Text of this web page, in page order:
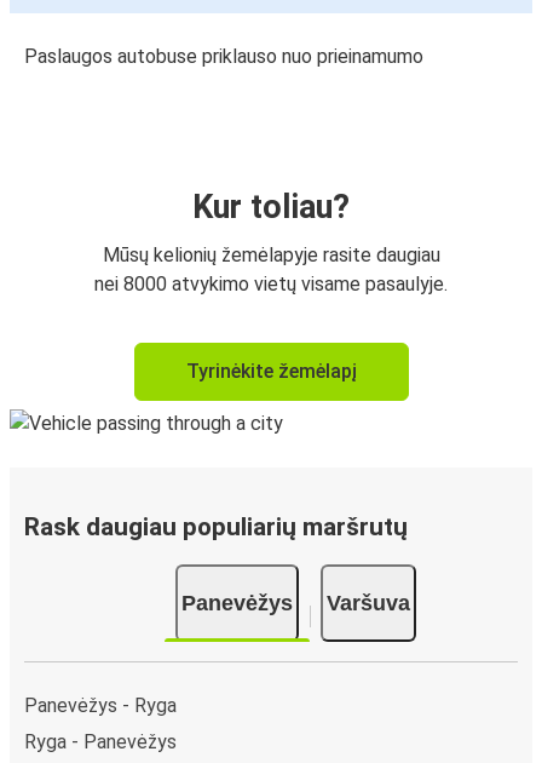
Paslaugos autobuse priklauso nuo prieinamumo
Kur toliau?
Mūsų kelionių žemėlapyje rasite daugiau
nei 8000 atvykimo vietų visame pasaulyje.
Tyrinėkite žemėlapį
Rask daugiau populiarių maršrutų
Panevėžys Varšuva
Panevėžys - Ryga
Ryga - Panevėžys